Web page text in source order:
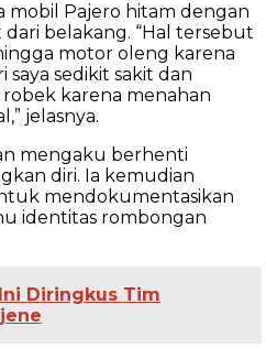
mobil Pajero hitam dengan
belakang. “Hal tersebut
motor oleng karena
saya sedikit sakit dan
karena menahan
jelasnya.
mengaku berhenti
diri. Ia kemudian
mendokumentasikan
identitas rombongan
Diringkus Tim